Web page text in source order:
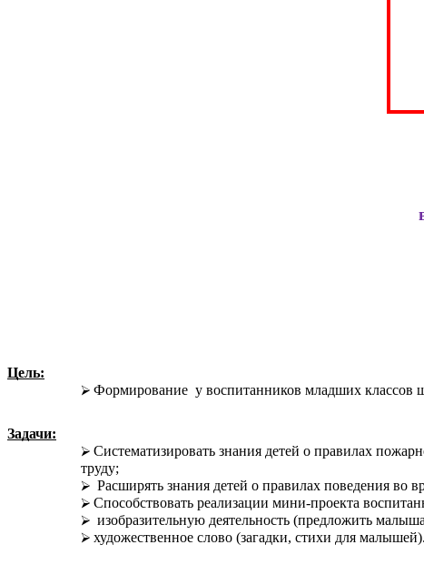
Цель:
Формирование у воспитанников младших классов
Задачи:
Систематизировать знания детей о правилах
труду;
Расширять знания детей о правилах поведения во
Способствовать реализации мини-проекта
изобразительную деятельность (предложить
художественное слово (загадки, стихи для малышей).